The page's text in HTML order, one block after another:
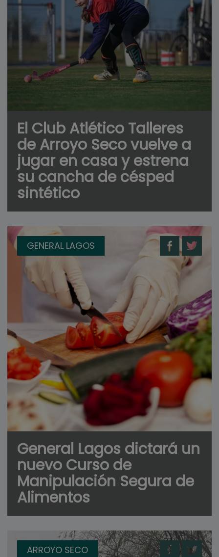
El Club Atlético Talleres
de Arroyo Seco vuelve a
jugar en casa y estrena
su cancha de césped
sintético
GENERAL LAGOS
General Lagos dictará un
nuevo Curso de
Manipulación Segura de
Alimentos
ARROYO SECO